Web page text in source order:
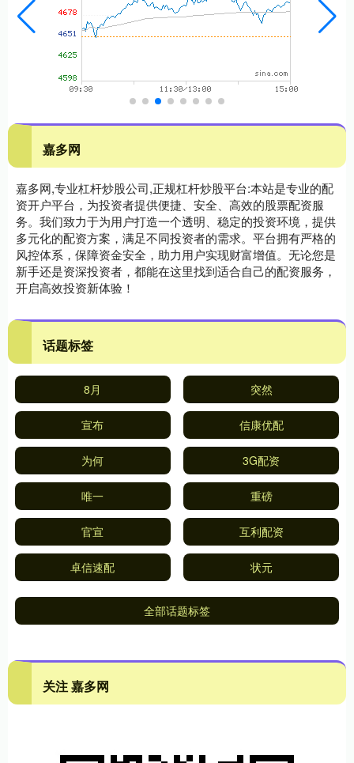
嘉多网
嘉多网,专业杠杆炒股公司,正规杠杆炒股平台:本站是专业的配
资开户平台，为投资者提供便捷、安全、高效的股票配资服
务。我们致力于为用户打造一个透明、稳定的投资环境，提供
多元化的配资方案，满足不同投资者的需求。平台拥有严格的
风控体系，保障资金安全，助力用户实现财富增值。无论您是
新手还是资深投资者，都能在这里找到适合自己的配资服务，
开启高效投资新体验！
话题标签
8月 突然
宣布 信康优配
为何 3G配资
唯一 重磅
官宣 互利配资
卓信速配 状元
全部话题标签
关注 嘉多网